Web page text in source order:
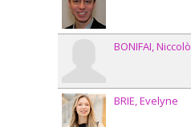
BONIFAI Niccolò
BRIE Evelyne